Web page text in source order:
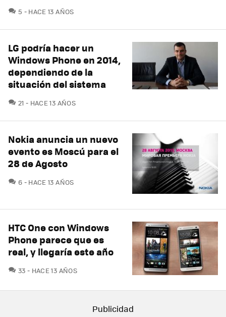
5 COMENTARIOS
HACE 13 AÑOS
LG podría hacer un
Windows Phone en 2014,
dependiendo de la
situación del sistema
21 COMENTARIOS
HACE 13 AÑOS
Nokia anuncia un nuevo
evento es Moscú para el
28 de Agosto
6 COMENTARIOS
HACE 13 AÑOS
HTC One con Windows
Phone parece que es
real, y llegaría este año
33 COMENTARIOS
HACE 13 AÑOS